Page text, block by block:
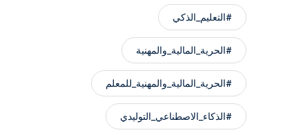
#التعليم_الذكي
#الحرية_المالية_والمهنية
#الحرية_المالية_والمهنية_للمعلم
#الذكاء_الاصطناعي_التوليدي